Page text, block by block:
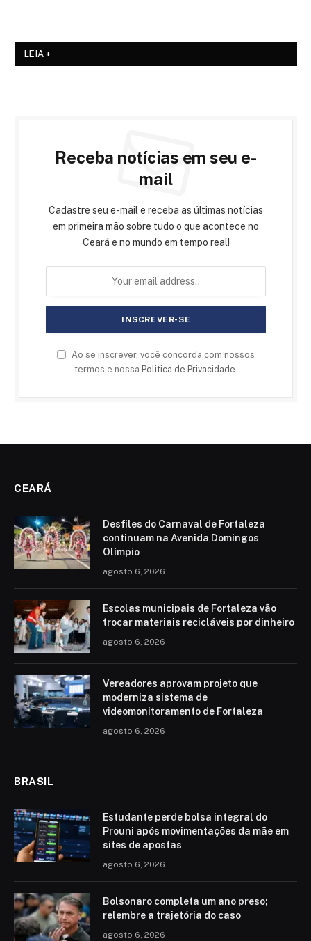
LEIA +
Receba notícias em seu e-
mail
Cadastre seu e-mail e receba as últimas notícias
em primeira mão sobre tudo o que acontece no
Ceará e no mundo em tempo real!
Ao se inscrever, você concorda com nossos
termos e nossa Politica de Privacidade.
CEARÁ
Desfiles do Carnaval de Fortaleza
continuam na Avenida Domingos
Olímpio
agosto 6, 2026
Escolas municipais de Fortaleza vão
trocar materiais recicláveis por dinheiro
agosto 6, 2026
Vereadores aprovam projeto que
moderniza sistema de
videomonitoramento de Fortaleza
agosto 6, 2026
BRASIL
Estudante perde bolsa integral do
Prouni após movimentações da mãe em
sites de apostas
agosto 6, 2026
Bolsonaro completa um ano preso;
relembre a trajetória do caso
agosto 6, 2026